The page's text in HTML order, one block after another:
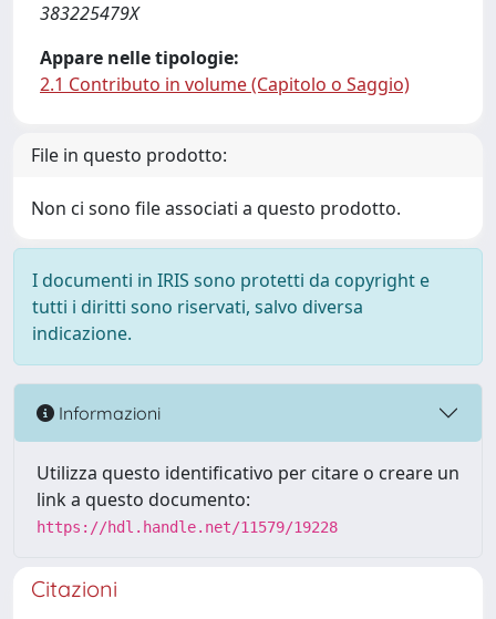
383225479X
Appare nelle tipologie:
2.1 Contributo in volume (Capitolo o Saggio)
File in questo prodotto:
Non ci sono file associati a questo prodotto.
I documenti in IRIS sono protetti da copyright e
tutti i diritti sono riservati, salvo diversa
indicazione.
Informazioni
Utilizza questo identificativo per citare o creare un
link a questo documento:
https://hdl.handle.net/11579/19228
Citazioni